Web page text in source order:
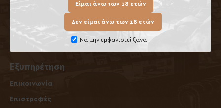
Είμαι άνω των 18 ετών
Δεν είμαι άνω των 18 ετών
Να μην εμφανιστεί ξανα.
Ενημερωτικά Δελτία
Δωροεπιταγές
Πολιτική Cookies
Εξυπηρέτηση
Επικοινωνία
Επιστροφές